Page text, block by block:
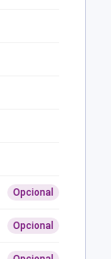
Opcional
Opcional